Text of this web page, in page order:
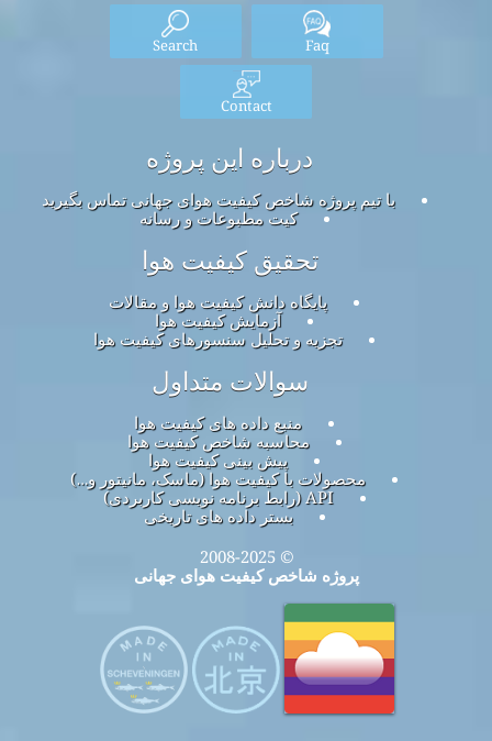
Faq
Search
Contact
درباره این پروژه
با تیم پروژه شاخص کیفیت هوای جهانی تماس بگیرید
کیت مطبوعات و رسانه
تحقیق کیفیت هوا
پایگاه دانش کیفیت هوا و مقالات
آزمایش کیفیت هوا
تجزیه و تحلیل سنسورهای کیفیت هوا
سوالات متداول
منبع داده های کیفیت هوا
محاسبه شاخص کیفیت هوا
پیش بینی کیفیت هوا
محصولات با کیفیت هوا (ماسک، مانیتور و…)
API (رابط برنامه نویسی کاربردی)
بستر داده های تاریخی
© 2008-2025
پروژه شاخص کیفیت هوای جهانی